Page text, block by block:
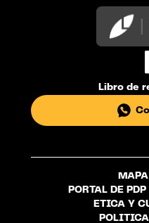
Libro de
PORTAL DE
ETICA Y